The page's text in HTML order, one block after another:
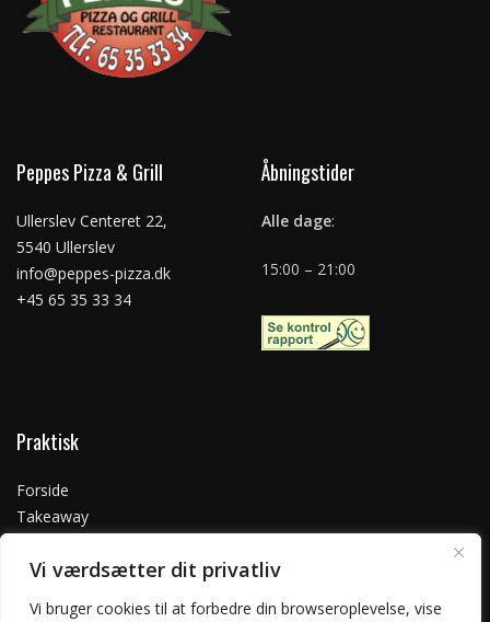
Vi værdsætter dit privatliv
Vi bruger cookies til at forbedre din browseroplevelse, vise
Peppes Pizza & Grill
Ullerslev Centeret 22,
5540 Ullerslev
info@peppes-pizza.dk
+45 65 35 33 34
Åbningstider
Alle dage:
15:00 – 21:00
Praktisk
Forside
Takeaway
Handelsbetingelser